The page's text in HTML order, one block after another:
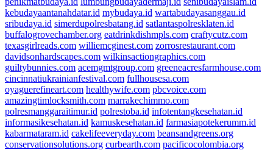
kebudayaantanahdatar.id mybudaya.id wartabudayasanggau.id
sribudaya.id simerdupolresbatang.id satlantaspolresklaten.id
buffalogrovechamber.org eatdrinkdishmpls.com craftycutz.com
texasgirlreads.com williemcginest.com zorrosrestaurant.com
davidsonhardscapes.com wilkinsactiongraphics.com
guiltybunnies.com acemgmtgroup.com greeneacresfarmhouse.com
cincinnatiukrainianfestival.com fullhousesa.com
oyaguerefineart.com healthywife.com pbcvoice.com
amazingtimlocksmith.com marrakechimmo.com
polresmanggaraitimur.id polrestoba.id infotentangkesehatan.id
informasikesehatan.id kamuskesehatan.id farmasiapotekerumm.id
kabarmataram.id cakelifeeveryday.com beansandgreens.org
conservationsolutions.org curbearth.com pacificocolombia.org